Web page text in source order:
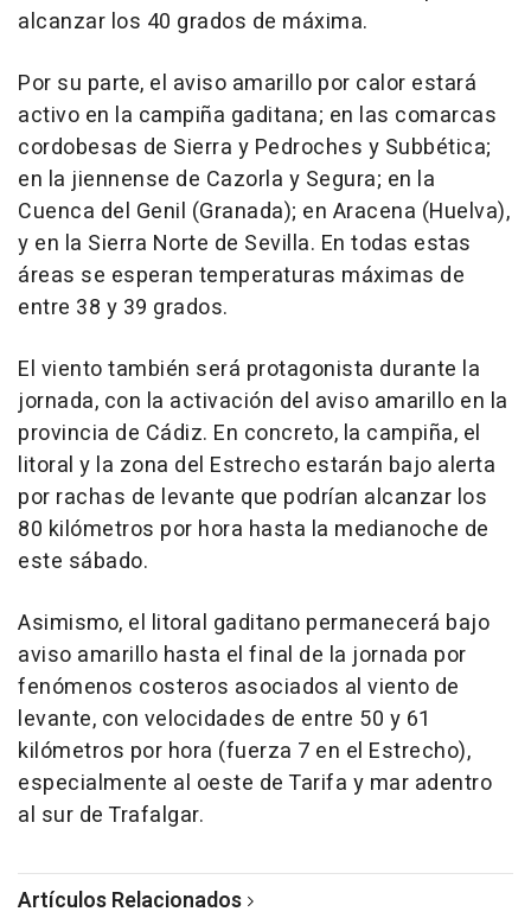
alcanzar los 40 grados de máxima.
Por su parte, el aviso amarillo por calor estará
activo en la campiña gaditana; en las comarcas
cordobesas de Sierra y Pedroches y Subbética;
en la jiennense de Cazorla y Segura; en la
Cuenca del Genil (Granada); en Aracena (Huelva),
y en la Sierra Norte de Sevilla. En todas estas
áreas se esperan temperaturas máximas de
entre 38 y 39 grados.
El viento también será protagonista durante la
jornada, con la activación del aviso amarillo en la
provincia de Cádiz. En concreto, la campiña, el
litoral y la zona del Estrecho estarán bajo alerta
por rachas de levante que podrían alcanzar los
80 kilómetros por hora hasta la medianoche de
este sábado.
Asimismo, el litoral gaditano permanecerá bajo
aviso amarillo hasta el final de la jornada por
fenómenos costeros asociados al viento de
levante, con velocidades de entre 50 y 61
kilómetros por hora (fuerza 7 en el Estrecho),
especialmente al oeste de Tarifa y mar adentro
al sur de Trafalgar.
Artículos Relacionados